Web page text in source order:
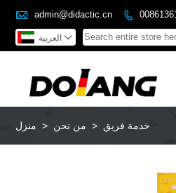
 admin@didactic.cn 
العربية 
منزل > من نحن > خدمة فريق